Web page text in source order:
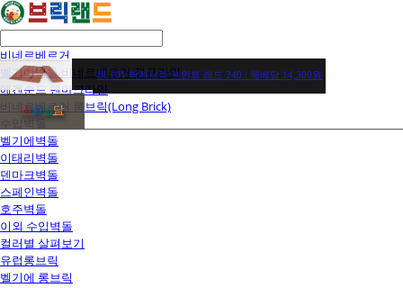
비네르베르거
벨기에벽돌 비네르베르거 정규라인
에겐순드 덴마크라인
비네르베르거 롱브릭(Long Brick)
수입벽돌
벨기에벽돌
이태리벽돌
덴마크벽돌
스페인벽돌
호주벽돌
이외 수입벽돌
컬러별 살펴보기
유럽롱브릭
벨기에 롱브릭
BLT01 터치브릭 포인트 레드 240 / 헤베당 14,300원
전화상담